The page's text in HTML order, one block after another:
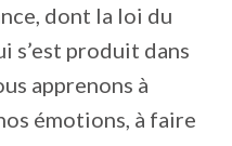
dont la loi du
s’est produit dans
apprenons à
émotions, à faire